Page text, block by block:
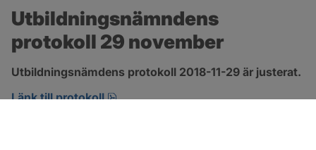
Utbildningsnämndens
protokoll 29 november
Utbildningsnämdens protokoll 2018-11-29 är justerat.
Länk till protokoll
pdf, 266.9 kB, öppnas i nytt fönster.